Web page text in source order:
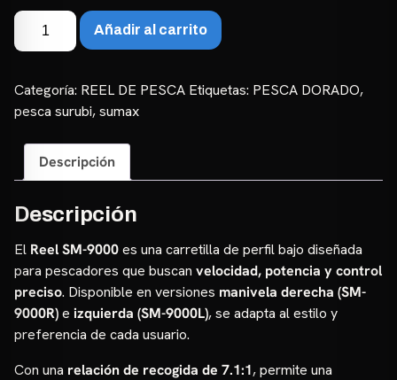
Carretilla
Sumax
SM-
9000R
(izquierda)
Añadir al carrito
Categoría: REEL DE PESCA Etiquetas: PESCA DORADO,
pesca surubi,sumax
Descripción
Descripción
El Reel SM-9000es una carretilla de perfil bajo diseñada
para pescadores que buscan velocidad, potencia y control
preciso. Disponible en versiones manivela derecha (SM-
9000R)e izquierda (SM-9000L), se adapta al estilo y
preferencia de cada usuario.
Con una relación de recogida de 7.1:1, permite una